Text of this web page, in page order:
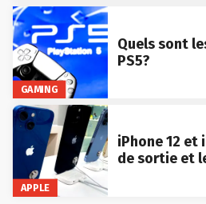
GAMING
Quels sont
PS5?
APPLE
iPhone 12 et
de sortie et